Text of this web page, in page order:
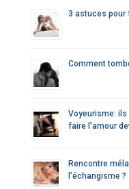
3 astuces pour
Comment
Voyeurisme:
faire l’amour
Rencontre
l’échangisme ?